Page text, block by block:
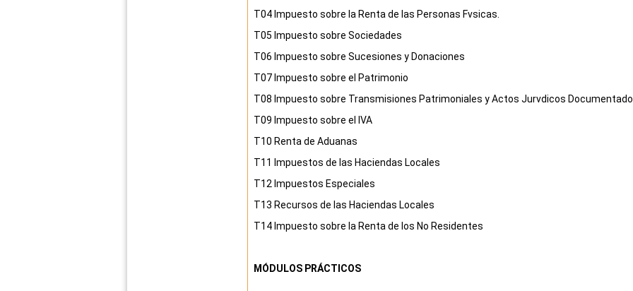
T04 Impuesto sobre la Rentade las Personas Fνsicas.
T05 Impuesto sobre Sociedades
T06 Impuesto sobre Sucesiones y Donaciones
T07 Impuesto sobre el Patrimonio
T08 Impuesto sobre Transmisiones Patrimoniales y Actos Jurνdicos
T09 Impuesto sobre el IVA
T10 Renta de Aduanas
T11 Impuestos de las Haciendas Locales
T12 Impuestos Especiales
T13 Recursos de las Haciendas Locales
T14 Impuesto sobre la Rentade los No Residentes
MÓDULOS PRÁCTICOS